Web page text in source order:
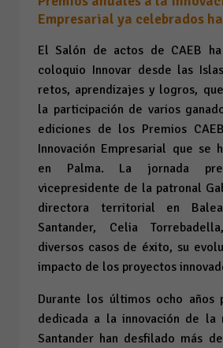
Empresarial ya celebrados
El Salón de actos de CAEB
coloquio Innovar desde las
retos, aprendizajes y logros,
la participación de varios
ediciones de los Premios
Innovación Empresarial que se
en Palma. La jornada
vicepresidente de la patronal
directora territorial en
Santander, Celia
diversos casos de éxito, su
impacto de los proyectos
Durante los últimos ocho años
dedicada a la innovación de la
Santander han desfilado más